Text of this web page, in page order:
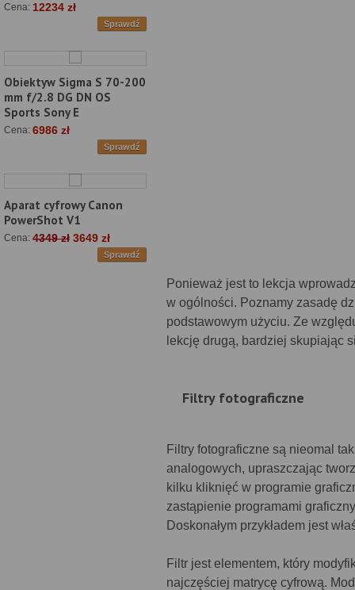
Cena: 12234 zł
Sprawdź
Obiektyw Sigma S 70-200
mm f/2.8 DG DN OS
Sports Sony E
Cena: 6986 zł
Sprawdź
Aparat cyfrowy Canon
PowerShot V1
Cena: 4349 zł 3649 zł
Sprawdź
Ponieważ jest to lekcja
w ogólności. Poznamy zasadę
podstawowym użyciu. Ze
lekcję drugą, bardziej skupiając
Filtry fotograficzne
Filtry fotograficzne są nieomal
analogowych, upraszczając
kilku kliknięć w programie
zastąpienie programami
Doskonałym przykładem jest
Filtr jest elementem, który
najczęściej matrycę cyfrową.